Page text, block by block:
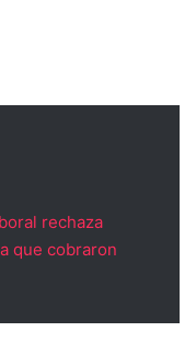
rechaza
que cobraron